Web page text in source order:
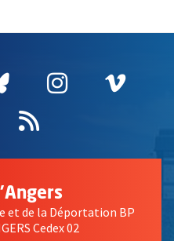
fenêtre
une nouvelle
Bluesky
, Ouvre une
Instagram
, Ouvre
,
une
Flux RSS
et de la Déportation BP
Cedex 02